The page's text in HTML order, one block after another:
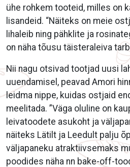
ühe rohkem tooteid, milles on
lisandeid. “Näiteks on meie
lihaleib ning pähklite ja
on näha tõusu täisteraleiva
Nii nagu otsivad tootjad uusi
uuendamisel, peavad Amori
leidma nippe, kuidas ostjaid
meelitada. ”Väga oluline on
leivatoodete asukoht ja
näiteks Lätilt ja Leedult palju
väljapaneku atraktiivsemaks
poodides näha nn bake-off-